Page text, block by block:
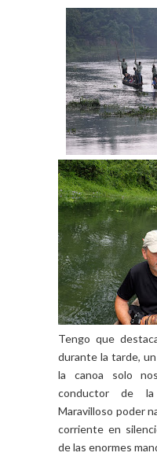
Tengo que
durante la tarde,
la canoa solo
conductor de la
Maravilloso poder
corriente en
de las enormes